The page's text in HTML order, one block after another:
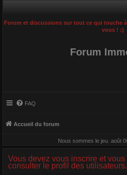
Forum et discussions sur tout ce qui touche
vous ! :)
Forum
FAQ
Accueil du forum
Nous sommes le jeu. août
Vous devez vous inscrire et
consulter le profil des utilisateurs.